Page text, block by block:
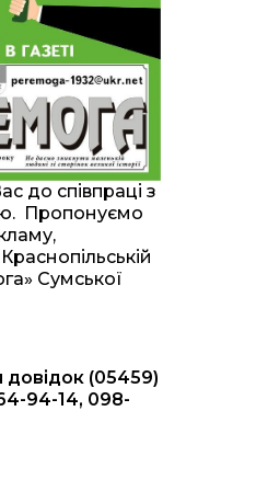
сертифікати,
до зими та
ВПО: підсумки
виконкому
ради
Масалітіна:
віра в
і повернення
Знову
На щиті
придатний,
Як
лісівник став
до співпраці з
Пропонуємо
Сумської
(05459)
94-14, 098-